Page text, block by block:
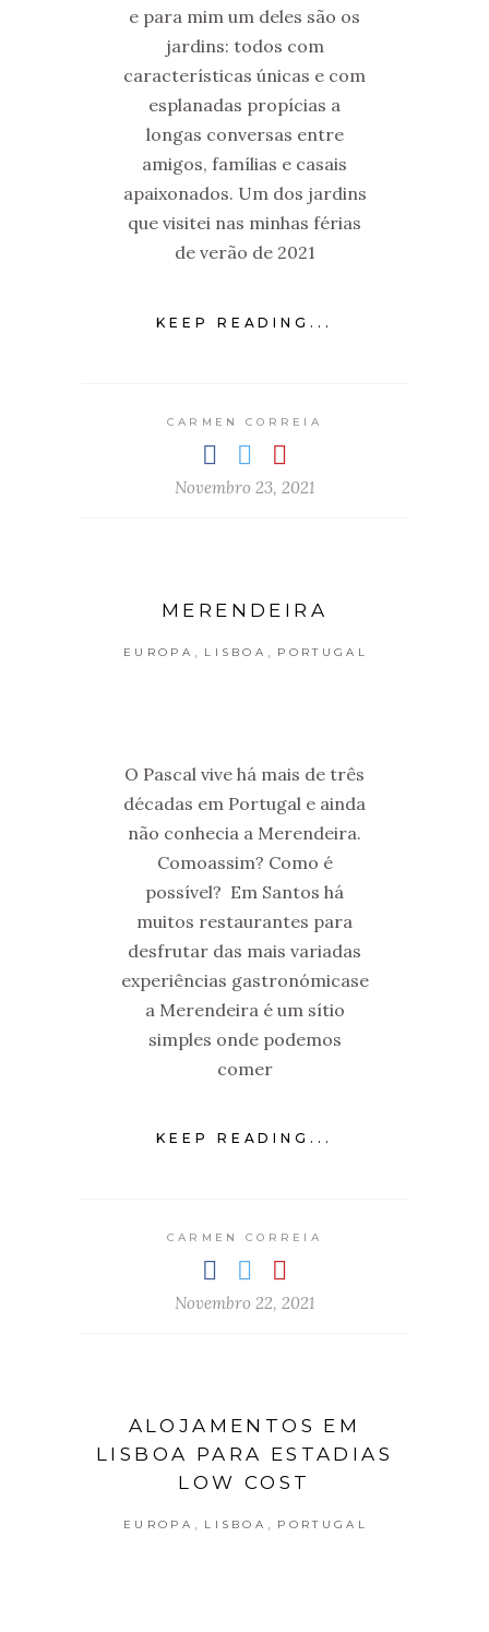
e para mim um deles são os
jardins: todos com
características únicas e com
esplanadas propícias a
longas conversas entre
amigos, famílias e casais
apaixonados. Um dos jardins
que visitei nas minhas férias
de verão de 2021
KEEP READING...
CARMEN CORREIA
Novembro 23, 2021
MERENDEIRA
EUROPA LISBOA PORTUGAL
O Pascal vive há mais de três
décadas em Portugal e ainda
não conhecia a Merendeira.
Comoassim? Como é
possível? Em Santos há
muitos restaurantes para
desfrutar das mais variadas
experiências gastronómicase
a Merendeira é um sítio
simples onde podemos
comer
KEEP READING...
CARMEN CORREIA
Novembro 22, 2021
ALOJAMENTOS EM
LISBOA PARA ESTADIAS
LOW COST
EUROPA , LISBOA , PORTUGAL